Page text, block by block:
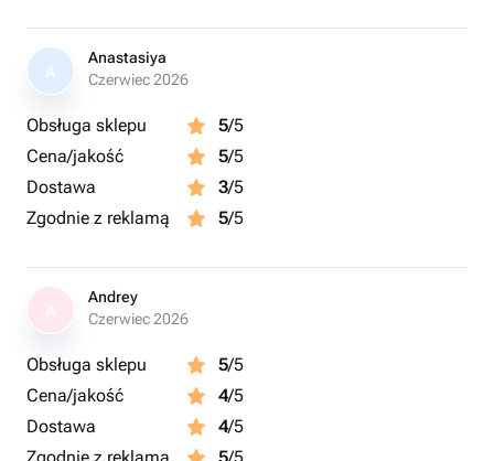
A
Anastasiya
Czerwiec 2026
Obsługa sklepu 5/5
Cena/jakość
5/5
Dostawa
3/5
Zgodnie z reklamą
5/5
Andrey
Czerwiec 2026
Obsługa sklepu 5/5
Cena/jakość
4/5
Dostawa
4/5